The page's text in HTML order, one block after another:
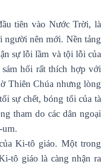
tiên vào Nước Trời, là
người nên mới. Nền tảng
sự lỗi lầm và tội lỗi của
hối rất thích hợp với
Thiên Chúa nhưng lòng
sự chết, bóng tối của tà
tham do các dân ngoại
um.
Ki-tô giáo. Một trong
tô giáo là càng nhận ra